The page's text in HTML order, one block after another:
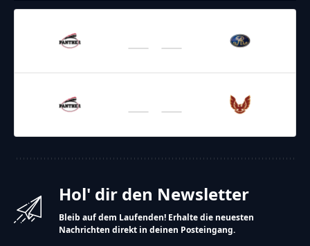
Hol' dir den Newsletter
Bleib auf dem Laufenden! Erhalte die neuesten
Nachrichten direkt in deinen Posteingang.